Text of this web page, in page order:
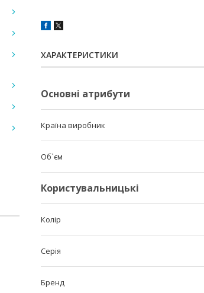
ХАРАКТЕРИСТИКИ
Основні атрибути
Країна виробник
Об`єм
Користувальницькі
Колір
Серія
Бренд